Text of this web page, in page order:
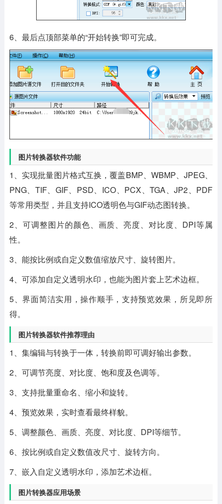
6、最后点顶部菜单的“开始转换”即可完成。
图片转换器软件功能
1、实现批量图片格式互换，覆盖BMP、WBMP、JPEG、
PNG、TIF、GIF、PSD、ICO、PCX、TGA、JP2、PDF
等常用类型，并且支持ICO透明色与GIF动态图转换。
2、可调整图片的颜色、画质、亮度、对比度、DPI等属
性。
3、能按比例或自定义数值缩放尺寸、旋转图片。
4、可添加自定义透明水印，也能为图片套上艺术边框。
5、界面简洁实用，操作顺手，支持预览效果，所见即所
得。
图片转换器软件推荐理由
1、集编辑与转换于一体，转换前即可调好输出参数。
2、可调节亮度、对比度、饱和度及色调等。
3、支持批量重命名、缩小和旋转。
4、预览效果，实时查看最终样貌。
5、调整颜色、画质、亮度、对比度、DPI等细节。
6、按比例或自定义数值改尺寸、旋转方向。
7、嵌入自定义透明水印，添加艺术边框。
图片转换器应用场景